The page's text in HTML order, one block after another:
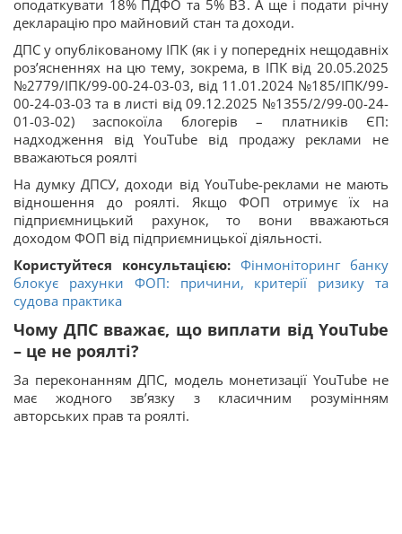
оподаткувати 18% ПДФО та 5% ВЗ. А ще і подати річну
декларацію про майновий стан та доходи.
ДПС у опублікованому ІПК (як і у попередніх нещодавніх
роз’ясненнях на цю тему, зокрема, в ІПК від 20.05.2025
№2779/ІПК/99-00-24-03-03, від 11.01.2024 №185/ІПК/99-
00-24-03-03 та в листі від 09.12.2025 №1355/2/99-00-24-
01-03-02) заспокоїла блогерів – платників ЄП:
надходження від YouTube від продажу реклами не
вважаються роялті
На думку ДПСУ, доходи від YouTube-реклами не мають
відношення до роялті. Якщо ФОП отримує їх на
підприємницький рахунок, то вони вважаються
доходом ФОП від підприємницької діяльності.
Користуйтеся консультацією: Фінмоніторинг банку
блокує рахунки ФОП: причини, критерії ризику та
судова практика
Чому ДПС вважає, що виплати від YouTube
– це не роялті?
За переконанням ДПС, модель монетизації YouTube не
має жодного зв’язку з класичним розумінням
авторських прав та роялті.